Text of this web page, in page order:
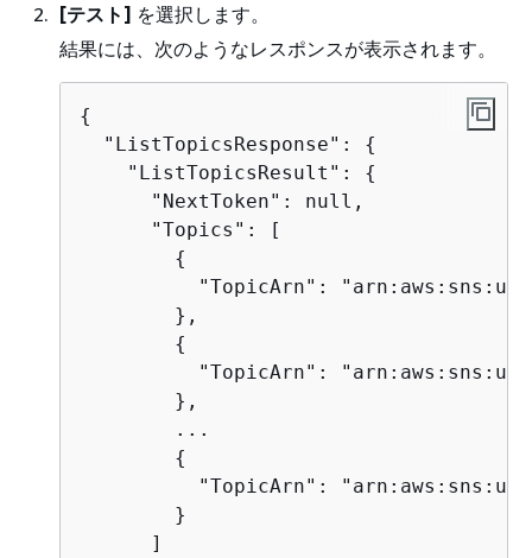
[テスト] を選択します。
結果には、次のようなレスポンスが表示されます。
{
  "ListTopicsResponse":
{
    "ListTopicsResult":
{
      "NextToken": null,
      "Topics": [
{
"TopicArn":
        },
{
"TopicArn":
        },
        ...
{
"TopicArn":
        }
      ]